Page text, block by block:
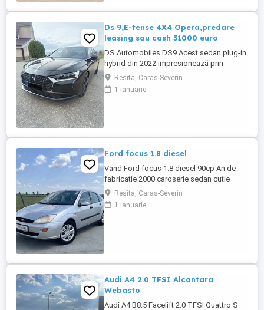
Ds 9,E-tense 4X4 Opera,predare
leasing sau cash 31000 euro
DS Automobiles DS9 Acest sedan plug-in
hybrid din 2022 impresionează prin
eleganță, tehnologie avansată și confort
de top. Vehiculul se remarcă prin dotări
premium și o experiență de condus
Resita, Caras-Severin
1 ianuarie
Ford focus 1.8 diesel
Vand Ford focus 1.8 diesel 90cp An de
fabricatie 2000 caroserie sedan cutie
manuala in cinci viteze Kilometraj 258.587
km, reali. Se poate trimite in privat raport
carvetical. Proprietar din anul 2017. Interior
Resita, Caras-Severin
1 ianuarie
Audi A4 2.0 TFSI Alcantara
Webasto
Audi A4 B8.5 Facelift 2.0 TFSI Quattro S